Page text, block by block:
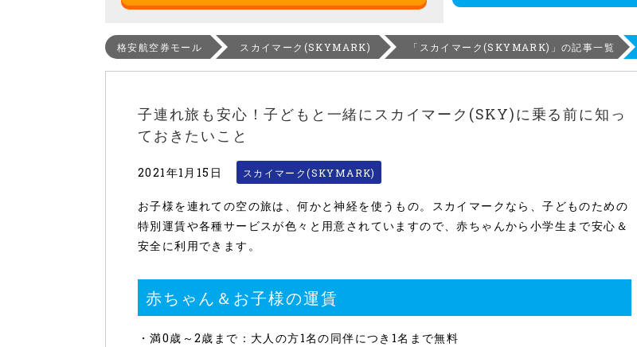
格安航空券モール スカイマーク(SKYMARK) 「スカイマーク(SKYMARK)」の記事一覧
子連れ旅も安心！子どもと一緒にスカイマーク(SKY)に乗る前に知っ
ておきたいこと
2021年1月15日 スカイマーク(SKYMARK)
お子様を連れての空の旅は、何かと神経を使うもの。スカイマークなら、子どものための
特別運賃や各種サービスが色々と用意されていますので、赤ちゃんから小学生まで安心＆
安全に利用できます。
赤ちゃん＆お子様の運賃
・満0歳～2歳まで：大人の方1名の同伴につき1名まで無料